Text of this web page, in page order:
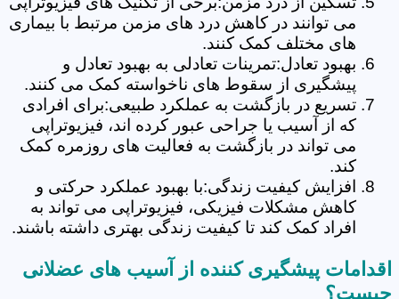
می توانند در کاهش درد های مزمن مرتبط با بیماری
های مختلف کمک کنند.
بهبود تعادل:تمرینات تعادلی به بهبود تعادل و
پیشگیری از سقوط های ناخواسته کمک می کنند.
تسریع در بازگشت به عملکرد طبیعی:برای افرادی
که از آسیب یا جراحی عبور کرده اند، فیزیوتراپی
می تواند در بازگشت به فعالیت های روزمره کمک
کند.
افزایش کیفیت زندگی:با بهبود عملکرد حرکتی و
کاهش مشکلات فیزیکی، فیزیوتراپی می تواند به
افراد کمک کند تا کیفیت زندگی بهتری داشته باشند.
اقدامات پیشگیری کننده از آسیب های عضلانی
چیست؟